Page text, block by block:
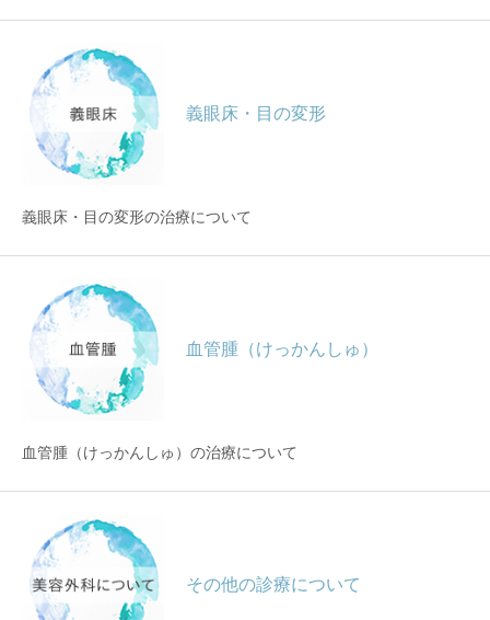
義眼床・目の変形
義眼床・目の変形の治療について
血管腫（けっかんしゅ）
血管腫（けっかんしゅ）の治療について
その他の診療について